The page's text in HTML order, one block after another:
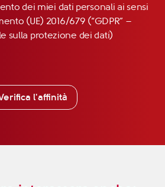
dei miei dati personali ai sensi
(UE) 2016/679 (“GDPR” –
sulla protezione dei dati)
l'affinità